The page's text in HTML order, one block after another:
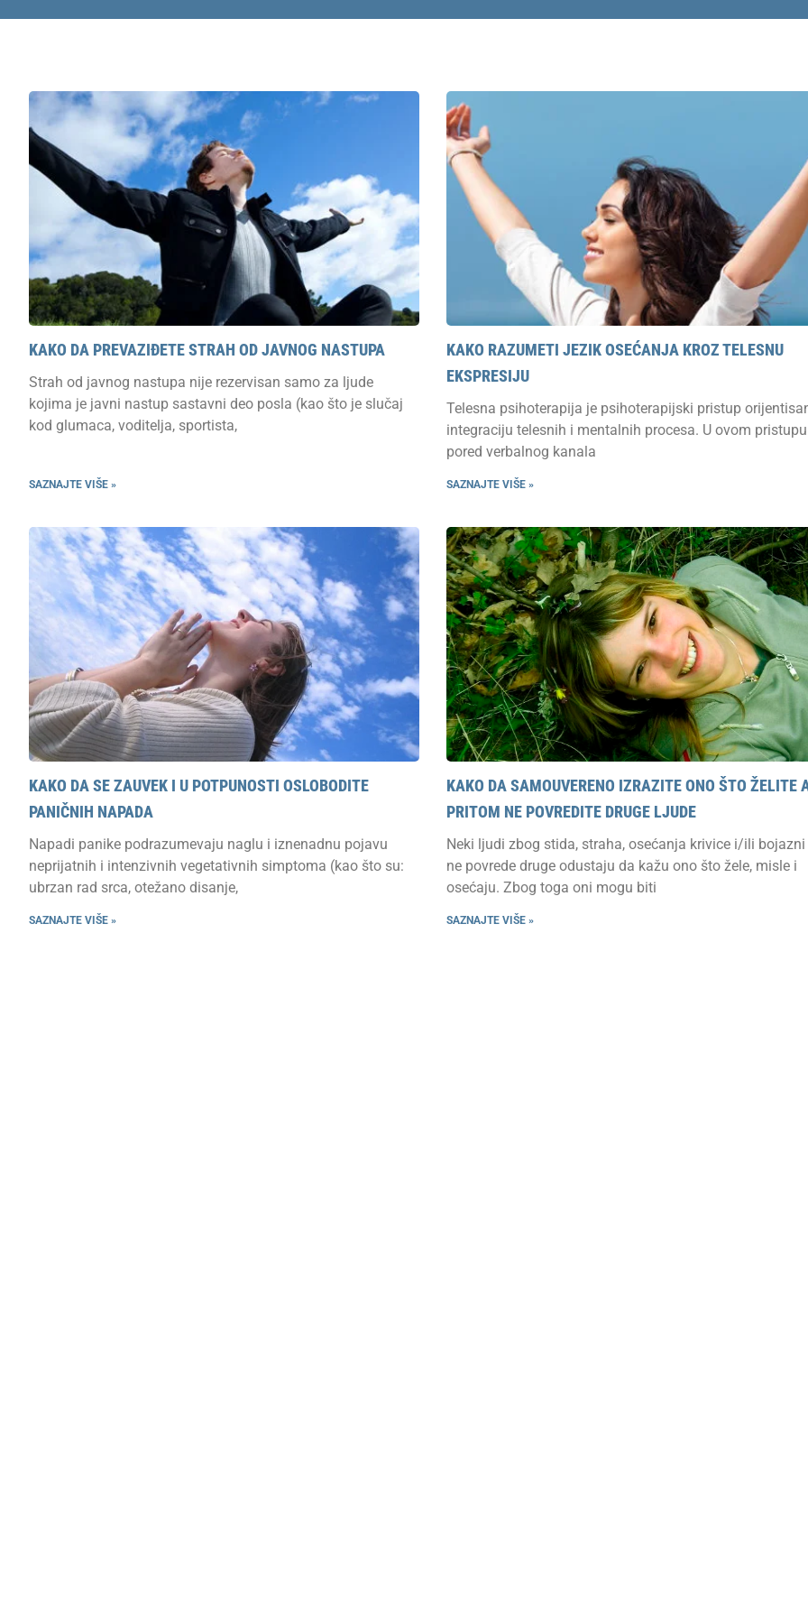
KAKO DA PREVAZIĐETE STRAH OD JAVNOG NASTUPA
Strah od javnog nastupa nije rezervisan samo za ljude
kojima je javni nastup sastavni deo posla (kao što je slučaj
kod glumaca, voditelja, sportista,
SAZNAJTE VIŠE »
KAKO RAZUMETI JEZIK OSEĆANJA KROZ TELESNU
EKSPRESIJU
Telesna psihoterapija je psihoterapijski pristup
integraciju telesnih i mentalnih procesa. U ovom pristupu
pored verbalnog kanala
SAZNAJTE VIŠE »
KAKO DA SE ZAUVEK I U POTPUNOSTI OSLOBODITE
PANIČNIH NAPADA
Napadi panike podrazumevaju naglu i iznenadnu pojavu
neprijatnih i intenzivnih vegetativnih simptoma (kao što su:
ubrzan rad srca, otežano disanje,
SAZNAJTE VIŠE »
KAKO DA SAMOUVERENO IZRAZITE ONO ŠTO ŽELITE
PRITOM NE POVREDITE DRUGE LJUDE
Neki ljudi zbog stida, straha, osećanja krivice i/ili
ne povrede druge odustaju da kažu ono što žele, misle i
osećaju. Zbog toga oni mogu biti
SAZNAJTE VIŠE »